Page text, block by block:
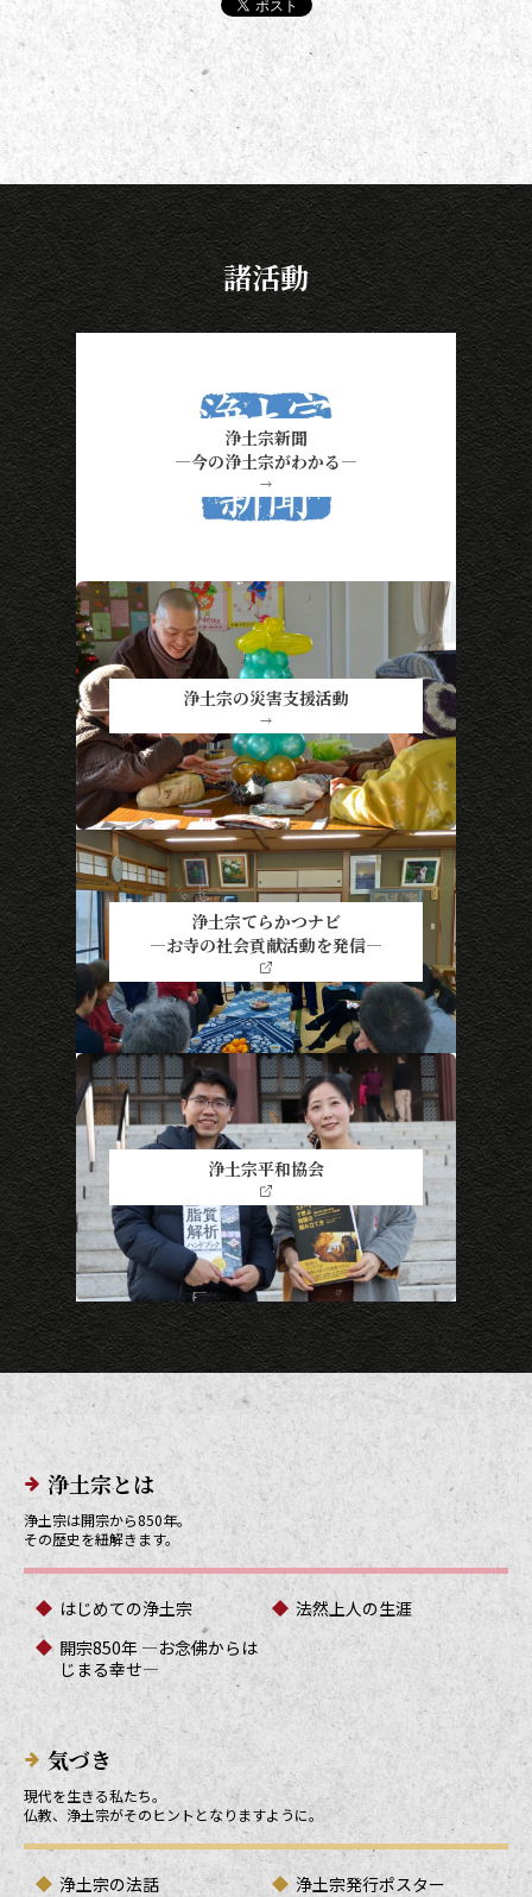
諸活動
浄土宗新聞
―今の浄土宗がわかる―
→
浄土宗の災害支援活動
→
浄土宗てらかつナビ
―お寺の社会貢献活動を発信―
浄土宗平和協会
メインメニューリンク
浄土宗とは
浄土宗は開宗から850年。
その歴史を紐解きます。
はじめての浄土宗
法然上人の生涯
開宗850年 ―お念佛からは
じまる幸せ―
気づき
現代を生きる私たち。
仏教、浄土宗がそのヒントとなりますように。
浄土宗の法話
浄土宗発行ポスター